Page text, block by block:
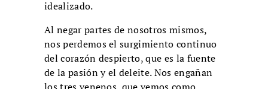
idealizado.
Al negar partes de nosotros mismos,
nos perdemos el surgimiento continuo
del corazón despierto, que es la fuente
de la pasión y el deleite. Nos engañan